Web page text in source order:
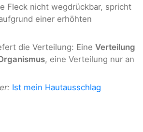
Fleck nicht wegdrückbar, spricht
einer erhöhten
die Verteilung: Eine Verteilung
, eine Verteilung nur an
Ist mein Hautausschlag